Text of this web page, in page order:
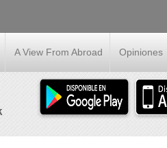
A View From Abroad Opiniones